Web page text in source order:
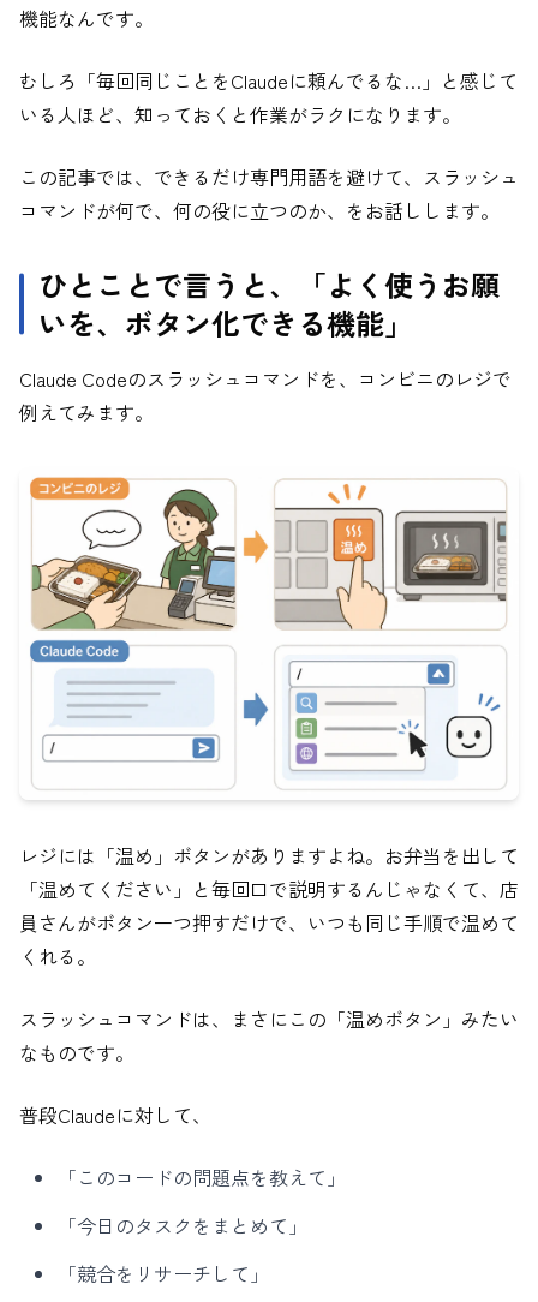
機能なんです。
むしろ「毎回同じことをClaudeに頼んでるな…」と感じて
いる人ほど、知っておくと作業がラクになります。
この記事では、できるだけ専門用語を避けて、スラッシュ
コマンドが何で、何の役に立つのか、をお話しします。
ひとことで言うと、「よく使うお願
いを、ボタン化できる機能」
Claude Codeのスラッシュコマンドを、コンビニのレジで
例えてみます。
レジには「温め」ボタンがありますよね。お弁当を出して
「温めてください」と毎回口で説明するんじゃなくて、店
員さんがボタン一つ押すだけで、いつも同じ手順で温めて
くれる。
スラッシュコマンドは、まさにこの「温めボタン」みたい
なものです。
普段Claudeに対して、
「このコードの問題点を教えて」
「今日のタスクをまとめて」
「競合をリサーチして」